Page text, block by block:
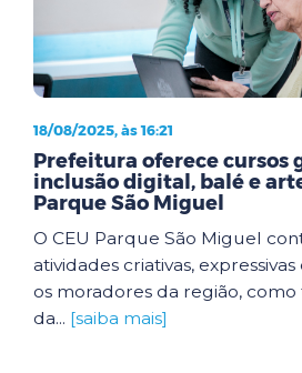
18/08/2025, às 16:21
Prefeitura oferece cursos
inclusão digital, balé e
Parque São Miguel
O CEU Parque São Miguel
atividades criativas,
os moradores da região,
da... [saiba mais]